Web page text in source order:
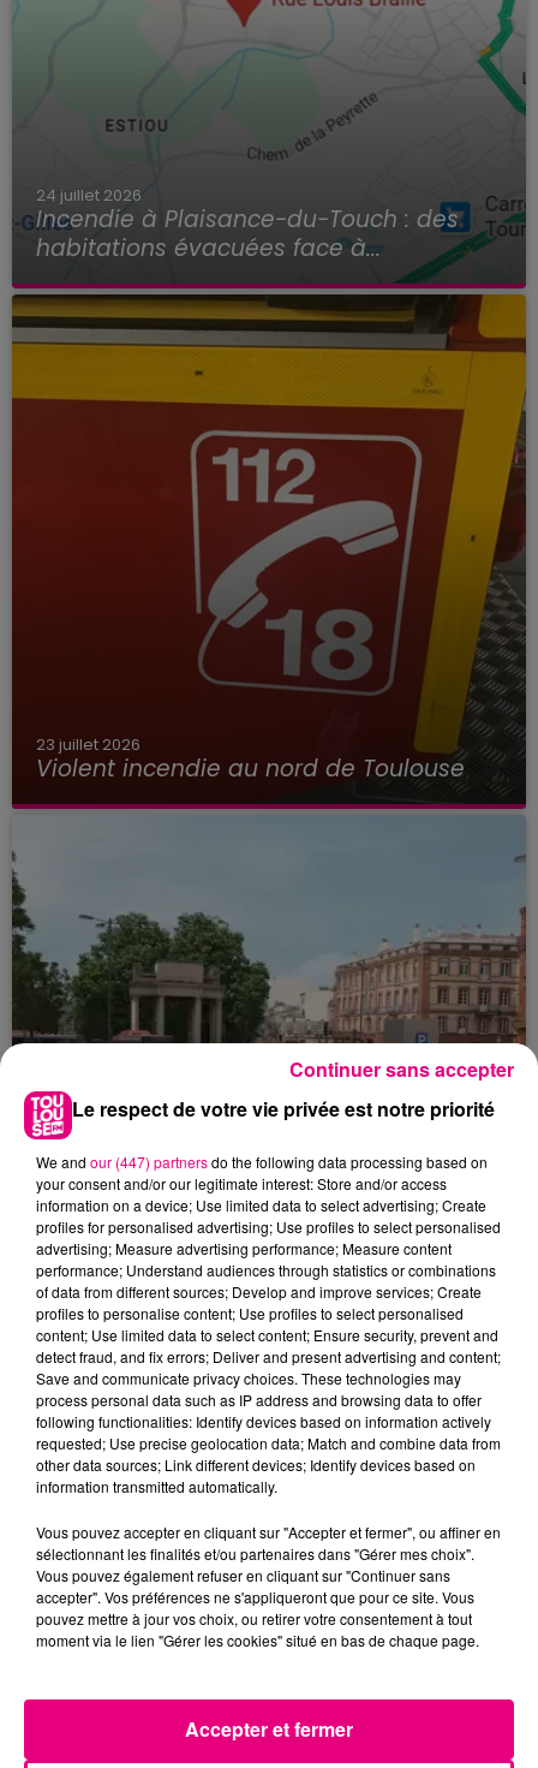
24 juillet 2026
Incendie à Plaisance-du-Touch : des
habitations évacuées face à...
23 juillet 2026
Violent incendie au nord de Toulouse
22 juillet 2026
Toulouse : circulation perturbée dans le
secteur François Verdier...
Le respect de votre vie privée est notre priorité
We and our (447) partnersdo the following data processing based on
your consent and/or our legitimate interest: Store and/or access
information on a device; Use limited data to select advertising; Create
profiles for personalised advertising; Use profiles to select personalised
advertising; Measure advertising performance; Measure content
performance; Understand audiences through statistics or combinations
of data from different sources; Develop and improve services; Create
profiles to personalise content; Use profiles to select personalised
content; Use limited data to select content; Ensure security, prevent and
detect fraud, and fix errors; Deliver and present advertising and content;
Save and communicate privacy choices. These technologies may
process personal data such as IP address and browsing data to offer
following functionalities: Identify devices based on information actively
requested; Use precise geolocation data; Match and combine data from
other data sources; Link different devices; Identify devices based on
information transmitted automatically.
Vous pouvez accepter en cliquant sur "Accepter et fermer", ou affiner en
sélectionnant les finalités et/ou partenaires dans "Gérer mes choix".
Vous pouvez également refuser en cliquant sur "Continuer sans
accepter". Vos préférences ne s'appliqueront que pour ce site. Vous
pouvez mettre à jour vos choix, ou retirer votre consentement à tout
moment via le lien "Gérer les cookies" situé en bas de chaque page.
Accepter et fermer
Continuer sans accepter